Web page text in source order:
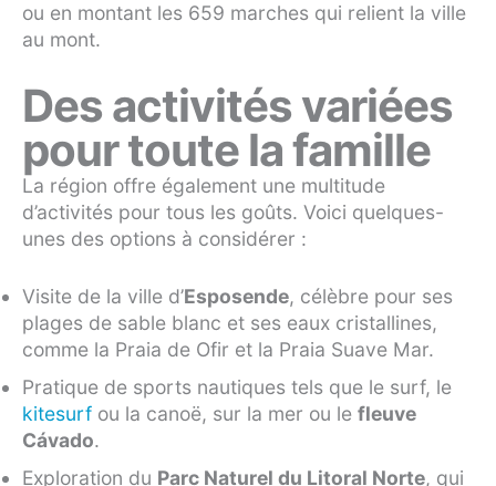
ou en montant les 659 marches qui relient la ville
au mont.
Des activités variées
pour toute la famille
La région offre également une multitude
d’activités pour tous les goûts. Voici quelques-
unes des options à considérer :
Visite de la ville d’Esposende, célèbre pour ses
plages de sable blanc et ses eaux cristallines,
comme la Praia de Ofir et la Praia Suave Mar.
Pratique de sports nautiques tels que le surf, le
kitesurf ou la canoë, sur la mer ou le fleuve
Cávado.
Exploration du Parc Naturel du Litoral Norte, qui